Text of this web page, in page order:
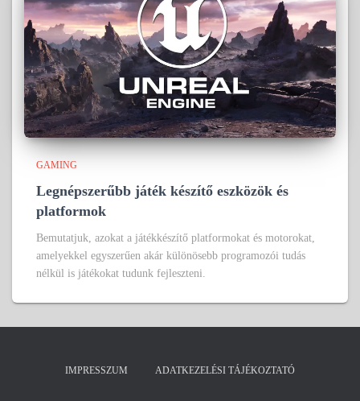
GAMING
Legnépszerűbb játék készítő eszközök és
platformok
Bemutatjuk, azokat a játékkészítő platformokat és motorokat,
amelyekkel egyszerűen akár különösebb programozói tudás
nélkül is játékokat tudunk fejleszteni.
IMPRESSZUM ADATKEZELÉSI TÁJÉKOZTATÓ